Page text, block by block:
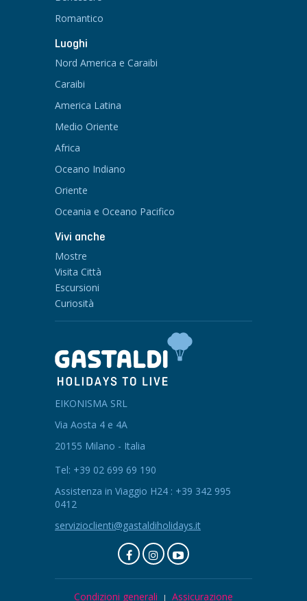
Romantico
Luoghi
Nord America e Caraibi
Caraibi
America Latina
Medio Oriente
Africa
Oceano Indiano
Oriente
Oceania e Oceano Pacifico
Vivi anche
Mostre
Visita Città
Escursioni
Curiosità
EIKONISMA SRL
Via Aosta 4 e 4A
20155 Milano - Italia
Tel: +39 02 699 69 190
Assistenza in Viaggio H24 : +39 342 995
0412
servizioclienti@gastaldiholidays.it
Condizioni generali Assicurazione